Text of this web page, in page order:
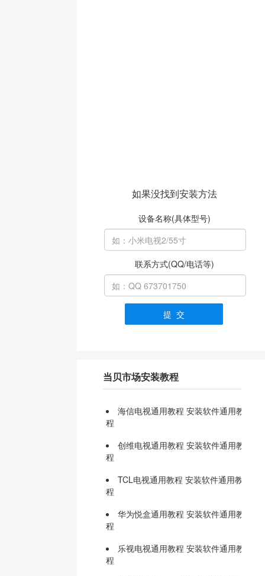
如果没找到安装方法
设备名称(具体型号)
联系方式(QQ/电话等)
提 交
当贝市场安装教程
海信电视通用教程 安装软件通用教
程
创维电视通用教程 安装软件通用教
程
TCL电视通用教程 安装软件通用教
程
华为悦盒通用教程 安装软件通用教
程
乐视电视通用教程 安装软件通用教
程